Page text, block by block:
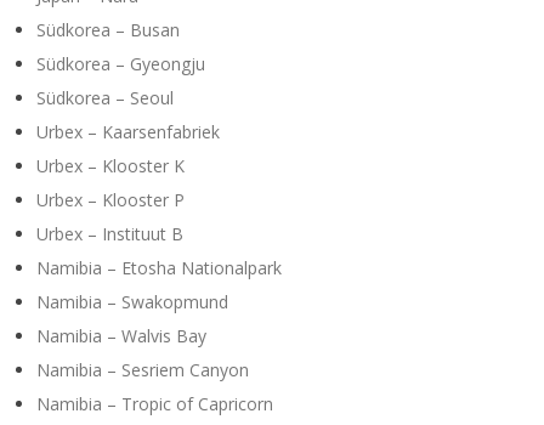
Südkorea – Busan
Südkorea – Gyeongju
Südkorea – Seoul
Urbex – Kaarsenfabriek
Urbex – Klooster K
Urbex – Klooster P
Urbex – Instituut B
Namibia – Etosha Nationalpark
Namibia – Swakopmund
Namibia – Walvis Bay
Namibia – Sesriem Canyon
Namibia – Tropic of Capricorn